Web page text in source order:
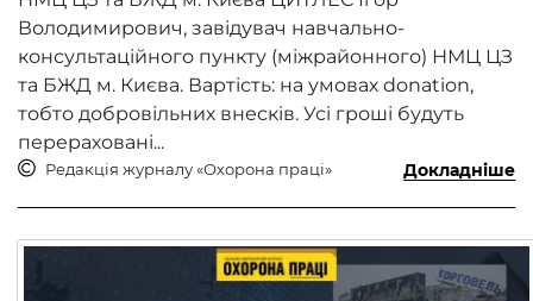
Володимирович, завідувач навчально-
консультаційного пункту (міжрайонного) НМЦ ЦЗ
та БЖД м. Києва. Вартість: на умовах donation,
тобто добровільних внесків. Усі гроші будуть
перераховані...
Редакція журналу «Охорона праці» Докладніше